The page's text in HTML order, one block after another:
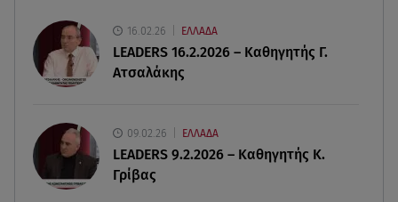
Μαντόνα για Γουίλιαμ Όρμπιτ: «Η μουσική σου
μου έδωσε ένα μαγικό χαλί»
περιοχές - 400 φωτιές σε 10 μέρες
09.08.26 , 12:54
16.02.26 ΕΛΛΑΔΑ
LEADERS 16.2.2026 – Καθηγητής Γ.
Ατσαλάκης
09.02.26 ΕΛΛΑΔΑ
LEADERS 9.2.2026 – Καθηγητής Κ.
Γρίβας